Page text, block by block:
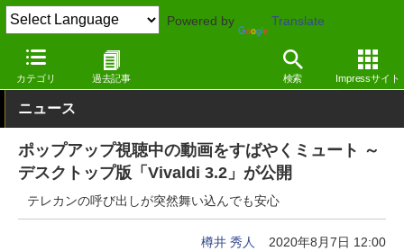
Powered by Translate
カテゴリ 過去記事 検索 Impressサイト
窓の杜 インターネット Windows
ニュース
ポップアップ視聴中の動画をすばやくミュート ～
デスクトップ版「Vivaldi 3.2」が公開
テレカンの呼び出しが突然舞い込んでも安心
樽井 秀人 2020年8月7日 12:00